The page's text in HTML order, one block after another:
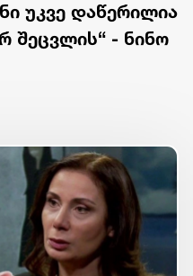
უკვე დაწერილია
შეცვლის“ - ნინო